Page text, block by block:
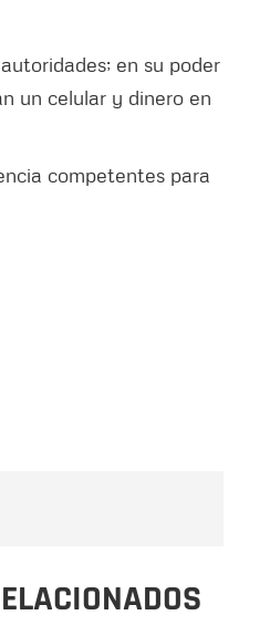
en su poder
un celular y dinero en
competentes para